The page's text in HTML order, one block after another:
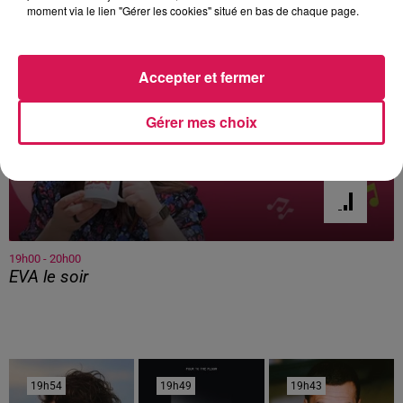
19h00 - 20h00
EVA le soir
19h54
19h54 19h49
19h49 19h43
19h43
moment via le lien "Gérer les cookies" situé en bas de chaque page.
Gérer mes choix
Accepter et fermer